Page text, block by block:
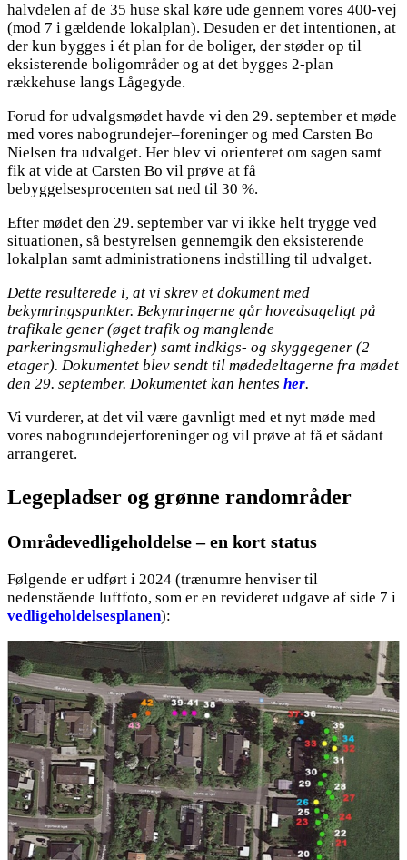
halvdelen af de 35 huse skal køre ude gennem vores 400-vej
(mod 7 i gældende lokalplan). Desuden er det intentionen, at
der kun bygges i ét plan for de boliger, der støder op til
eksisterende boligområder og at det bygges 2-plan
rækkehuse langs Lågegyde.
Forud for udvalgsmødet havde vi den 29. september et møde
med vores nabogrundejer–foreninger og med Carsten Bo
Nielsen fra udvalget. Her blev vi orienteret om sagen samt
fik at vide at Carsten Bo vil prøve at få
bebyggelsesprocenten sat ned til 30 %.
Efter mødet den 29. september var vi ikke helt trygge ved
situationen, så bestyrelsen gennemgik den eksisterende
lokalplan samt administrationens indstilling til udvalget.
Dette resulterede i, at vi skrev et dokument med
bekymringspunkter. Bekymringerne går hovedsageligt på
trafikale gener (øget trafik og manglende
parkeringsmuligheder) samt indkigs- og skyggegener (2
etager). Dokumentet blev sendt til mødedeltagerne fra mødet
den 29. september. Dokumentet kan hentes her.
Vi vurderer, at det vil være gavnligt med et nyt møde med
vores nabogrundejerforeninger og vil prøve at få et sådant
arrangeret.
Legepladser og grønne randområder
Områdevedligeholdelse – en kort status
Følgende er udført i 2024 (trænumre henviser til
nedenstående luftfoto, som er en revideret udgave af side 7 i
vedligeholdelsesplanen):